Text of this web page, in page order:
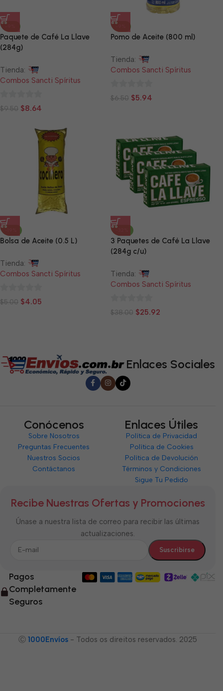
-9%
Paquete de Café La Llave
(284g)
Tienda:
Combos Sancti Spíritus
0
$9.50 $8.64
-9%
Pomo de Aceite (800 ml)
Tienda:
Combos Sancti Spíritus
0
$6.50 $5.94
-19%
Bolsa de Aceite (0.5 L)
Tienda:
Combos Sancti Spíritus
0
$5.00 $4.05
-32%
3 Paquetes de Café La Llave
(284g c/u)
Tienda:
Combos Sancti Spíritus
0
$38.00 $25.92
Enlaces Sociales
Conócenos
Sobre Nosotros
Preguntas Frecuentes
Nuestros Socios
Contáctanos
Enlaces Útiles
Política de Privacidad
Política de Cookies
Política de Devolución
Términos y Condiciones
Sigue Tu Pedido
Recibe Nuestras Ofertas y Promociones
Únase a nuestra lista de correo para recibir las últimas
actualizaciones.
Pagos
Completamente
Seguros
Ⓒ 1000Envíos - Todos os direitos reservados. 2025